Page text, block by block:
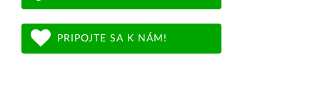
PRIPOJTE SA K NÁM!